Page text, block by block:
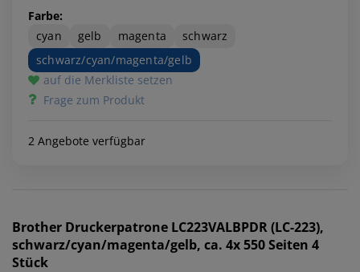
Farbe:
cyan
gelb magenta
schwarz
schwarz/cyan/magenta/gelb
auf die Merkliste setzen
Frage zum Produkt
2 Angebote verfügbar
Brother Druckerpatrone LC223VALBPDR (LC-223),
schwarz/cyan/magenta/gelb, ca. 4x 550 Seiten 4
Stück